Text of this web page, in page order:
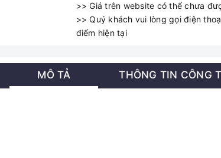
>> Giá trên website có thể chưa
>> Quý khách vui lòng gọi điện
điểm hiện tại
MÔ TẢ THÔNG TIN CÔNG